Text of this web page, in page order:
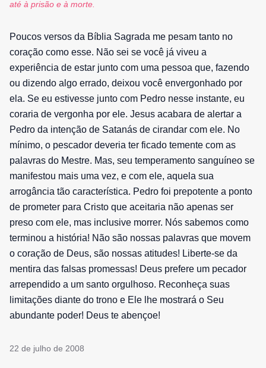
até à prisão e à morte.
Poucos versos da Bíblia Sagrada me pesam tanto no
coração como esse. Não sei se você já viveu a
experiência de estar junto com uma pessoa que, fazendo
ou dizendo algo errado, deixou você envergonhado por
ela. Se eu estivesse junto com Pedro nesse instante, eu
coraria de vergonha por ele. Jesus acabara de alertar a
Pedro da intenção de Satanás de cirandar com ele. No
mínimo, o pescador deveria ter ficado temente com as
palavras do Mestre. Mas, seu temperamento sanguíneo se
manifestou mais uma vez, e com ele, aquela sua
arrogância tão característica. Pedro foi prepotente a ponto
de prometer para Cristo que aceitaria não apenas ser
preso com ele, mas inclusive morrer. Nós sabemos como
terminou a história! Não são nossas palavras que movem
o coração de Deus, são nossas atitudes! Liberte-se da
mentira das falsas promessas! Deus prefere um pecador
arrependido a um santo orgulhoso. Reconheça suas
limitações diante do trono e Ele lhe mostrará o Seu
abundante poder! Deus te abençoe!
22 de julho de 2008